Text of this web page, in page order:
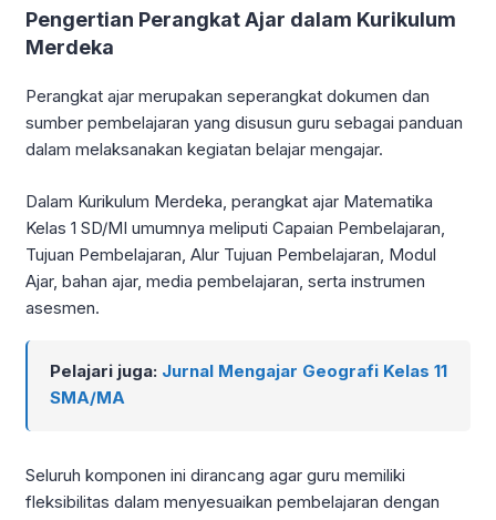
Pengertian Perangkat Ajar dalam Kurikulum
Merdeka
Perangkat ajar merupakan seperangkat dokumen dan
sumber pembelajaran yang disusun guru sebagai panduan
dalam melaksanakan kegiatan belajar mengajar.
Dalam Kurikulum Merdeka, perangkat ajar Matematika
Kelas 1 SD/MI umumnya meliputi Capaian Pembelajaran,
Tujuan Pembelajaran, Alur Tujuan Pembelajaran, Modul
Ajar, bahan ajar, media pembelajaran, serta instrumen
asesmen.
Pelajari juga: Jurnal Mengajar Geografi Kelas 11
SMA/MA
Seluruh komponen ini dirancang agar guru memiliki
fleksibilitas dalam menyesuaikan pembelajaran dengan